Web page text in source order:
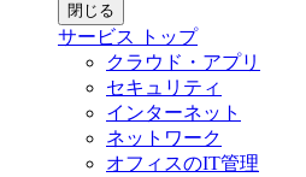
閉じる
サービス トップ
クラウド・アプリ
セキュリティ
インターネット
ネットワーク
オフィスのIT管理